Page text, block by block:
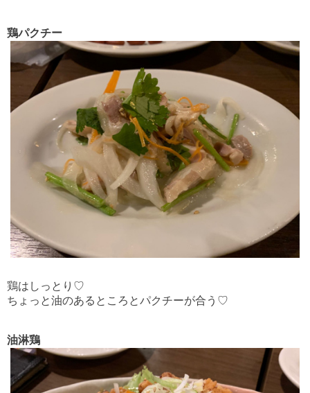
鶏パクチー
鶏はしっとり♡
ちょっと油のあるところとパクチーが合う♡
油淋鶏